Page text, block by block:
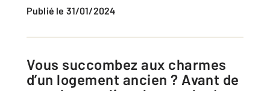
Publié le 31/01/2024
Vous succombez aux charmes
d’un logement ancien ? Avant de